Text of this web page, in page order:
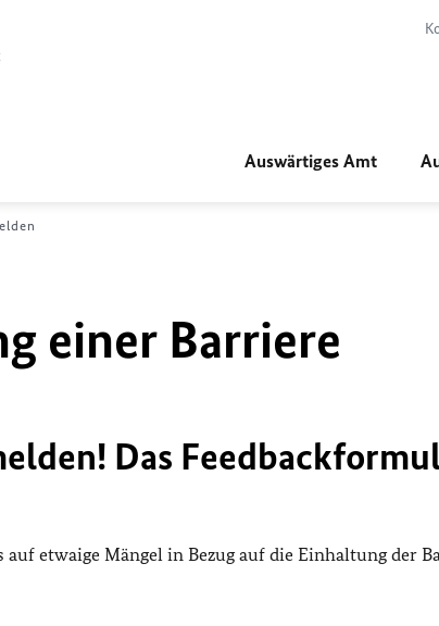
Auswärtiges Amt
einer Barriere
Das
auf etwaige Mängel in Bezug auf die Einhaltung der